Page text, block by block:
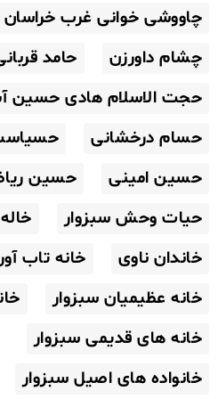
چاووشی خوانی غرب خراسان
چشام داورزن
حامد
حجت الاسلام هادی حسین
حسام درخشانی
حسین امینی
حسین
حیات وحش سبزوار
خاندان ناوی
خانه تاب
خانه عظیمیان سبزوار
خانه های قدیمی سبزوار
خانواده های اصیل سبزوار